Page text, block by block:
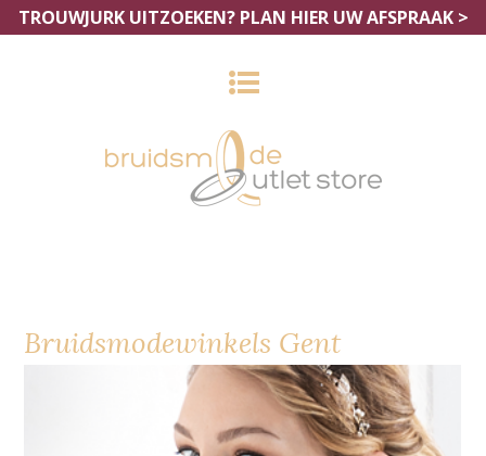
TROUWJURK UITZOEKEN? PLAN HIER UW AFSPRAAK >
Bruidsmodewinkels Gent